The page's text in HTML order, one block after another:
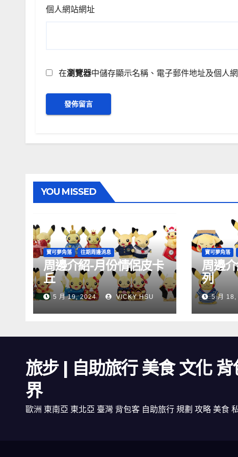
個人網站網址
在瀏覽器中儲存顯示名稱、電子郵件地址及個人
YOU MISSED
寶可夢角落 往期周邊消息
周邊介紹-月份情侶皮卡
丘
5 月 19, 2024 VICKY HSU
寶可夢角落
周邊
列
5 月
旅步 | 自助旅行 美食 文化
界
歐洲 東南亞 東北亞 臺灣 背包客 自助旅行 規劃 攻略 美食